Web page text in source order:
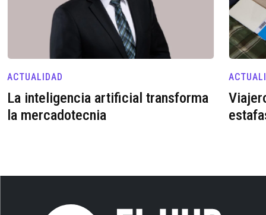
ACTUALIDAD
La inteligencia artificial transforma
la mercadotecnia